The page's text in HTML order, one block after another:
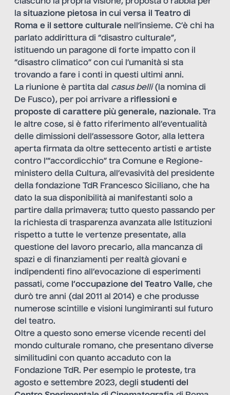
la situazione pietosa in cui versa il Teatro di
Roma e il settore culturale nell’insieme. C’è chi ha
parlato addirittura di “disastro culturale”,
istituendo un paragone di forte impatto con il
“disastro climatico” con cui l’umanità si sta
trovando a fare i conti in questi ultimi anni.
La riunione è partita dal casus belli(la nomina di
De Fusco), per poi arrivare a riflessioni e
proposte di carattere più generale, nazionale. Tra
le altre cose, si è fatto riferimento all’eventualità
delle dimissioni dell’assessore Gotor, alla lettera
aperta firmata da oltre settecento artisti e artiste
contro l’“accordicchio” tra Comune e Regione-
ministero della Cultura, all’evasività del presidente
della fondazione TdR Francesco Siciliano, che ha
dato la sua disponibilità ai manifestanti solo a
partire dalla primavera; tutto questo passando per
la richiesta di trasparenza avanzata alle Istituzioni
rispetto a tutte le vertenze presentate, alla
questione del lavoro precario, alla mancanza di
spazi e di finanziamenti per realtà giovani e
indipendenti fino all’evocazione di esperimenti
passati, come l’occupazione del Teatro Valle, che
durò tre anni (dal 2011 al 2014) e che produsse
numerose scintille e visioni lungimiranti sul futuro
del teatro.
Oltre a questo sono emerse vicende recenti del
mondo culturale romano, che presentano diverse
similitudini con quanto accaduto con la
Fondazione TdR. Per esempio le proteste, tra
agosto e settembre 2023, degli studenti del